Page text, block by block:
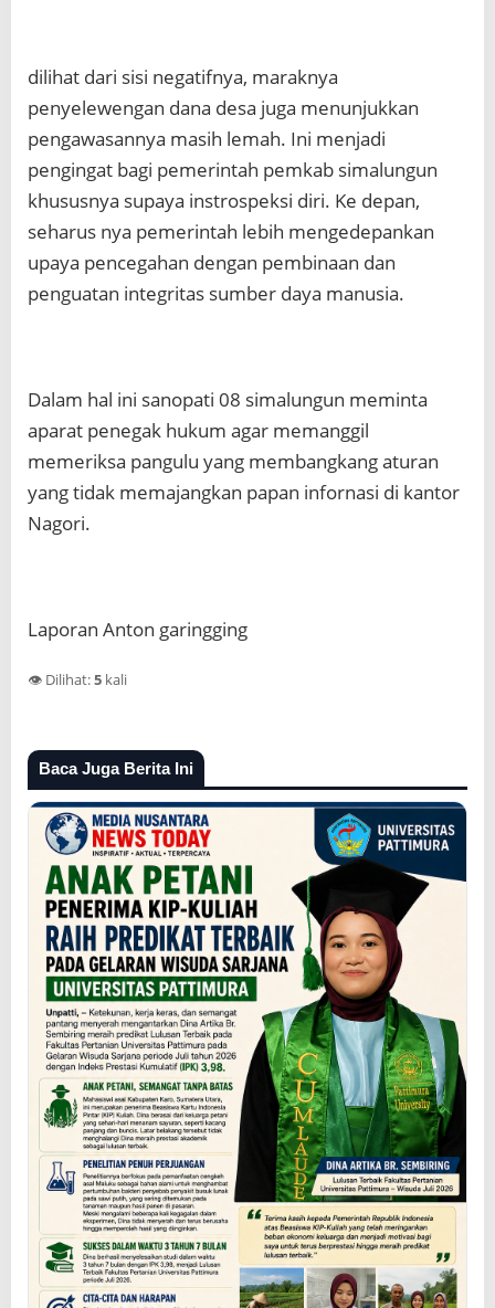
dilihat dari sisi negatifnya, maraknya
penyelewengan dana desa juga menunjukkan
pengawasannya masih lemah. Ini menjadi
pengingat bagi pemerintah pemkab simalungun
khususnya supaya instrospeksi diri. Ke depan,
seharus nya pemerintah lebih mengedepankan
upaya pencegahan dengan pembinaan dan
penguatan integritas sumber daya manusia.
Dalam hal ini sanopati 08 simalungun meminta
aparat penegak hukum agar memanggil
memeriksa pangulu yang membangkang aturan
yang tidak memajangkan papan infornasi di kantor
Nagori.
Laporan Anton garingging
👁️ Dilihat:5 kali
Baca Juga Berita Ini